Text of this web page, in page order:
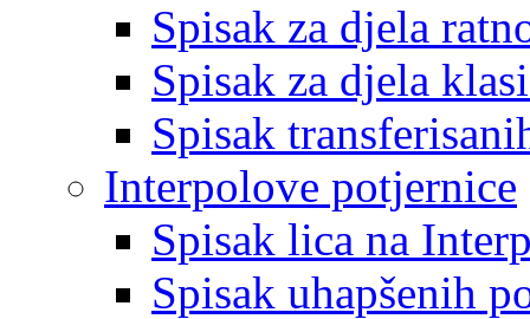
Spisak za djela
Spisak za djela
Spisak
Interpolove potjernice
Spisak lica na
Spisak uhapšenih